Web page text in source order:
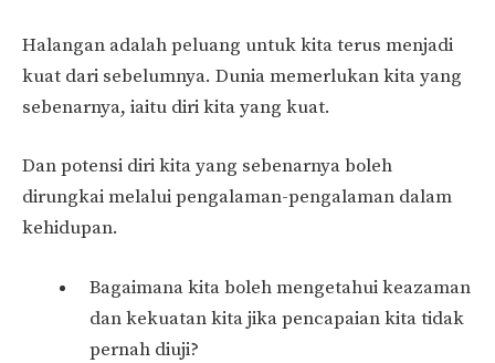
Halangan adalah peluang untuk kita terus menjadi
kuat dari sebelumnya. Dunia memerlukan kita yang
sebenarnya, iaitu diri kita yang kuat.
Dan potensi diri kita yang sebenarnya boleh
dirungkai melalui pengalaman-pengalaman dalam
kehidupan.
Bagaimana kita boleh mengetahui keazaman
dan kekuatan kita jika pencapaian kita tidak
pernah diuji?